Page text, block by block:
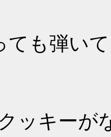
ても弾い
ッキーが